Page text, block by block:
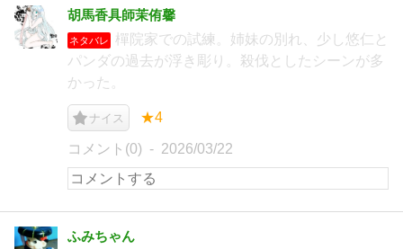
胡馬香具師茉侑馨
ネタバレ
樿院家での試練。姉妹の別れ、少し悠仁と
パンダの過去が浮き彫り。殺伐としたシーンが多
かった。
ナイス ★4
コメント(0) 2026/03/22
ふみちゃん